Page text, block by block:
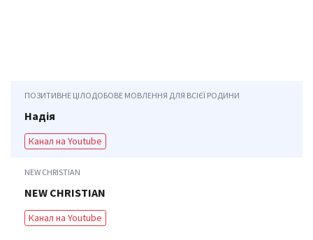
ПОЗИТИВНЕ ЦІЛОДОБОВЕ МОВЛЕННЯ ДЛЯ ВСІЄЇ РОДИНИ
Надія
Канал на Youtube
NEW CHRISTIAN
NEW CHRISTIAN
Канал на Youtube